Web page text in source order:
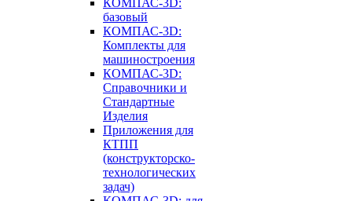
КОМПАС-3D:
базовый
КОМПАС-3D:
Комплекты для
машиностроения
КОМПАС-3D:
Справочники и
Стандартные
Изделия
Приложения для
КТПП
(конструкторско-
технологических
задач)